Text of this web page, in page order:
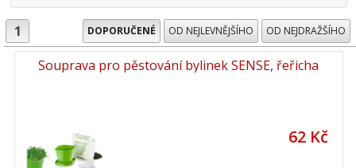
1 DOPORUČENÉ OD NEJLEVNĚJŠÍHO OD NEJDRAŽŠÍHO
Souprava pro pěstování bylinek SENSE, řeřicha
62 Kč